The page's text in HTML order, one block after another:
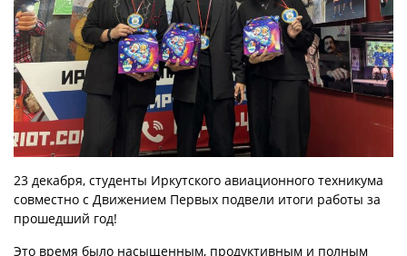
23 декабря, студенты Иркутского авиационного техникума
совместно с Движением Первых подвели итоги работы за
прошедший год!
Это время было насыщенным, продуктивным и полным